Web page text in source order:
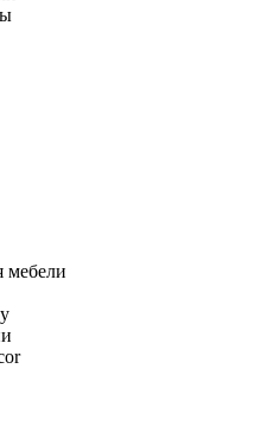
мебели